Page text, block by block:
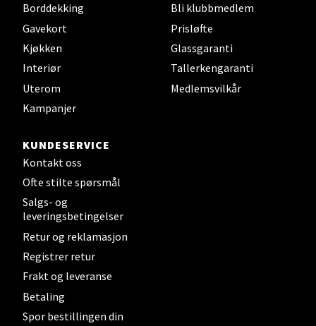
Borddekking
Gavekort
Kjøkken
Interiør
Uterom
Kampanjer
Bli klubbmedlem
Prisløfte
Glassgaranti
Tallerkengaranti
Medlemsvilkår
KUNDESERVICE
Kontakt oss
Ofte stilte spørsmål
Salgs- og
leveringsbetingelser
Retur og reklamasjon
Registrer retur
Frakt og leveranse
Betaling
Spor bestillingen din
Bergen - Thon Senter Sartor
Åpent i dag 10-21
0 i butikk
Trondheim - Sirkus Shopping
Falkenborgveien 5, 7044 Trondheim
Åpent i dag 09-21
0 i butikk